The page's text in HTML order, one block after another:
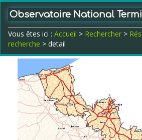
Observatoire National
Vous êtes ici : Accueil > Rechercher >
recherche > detail